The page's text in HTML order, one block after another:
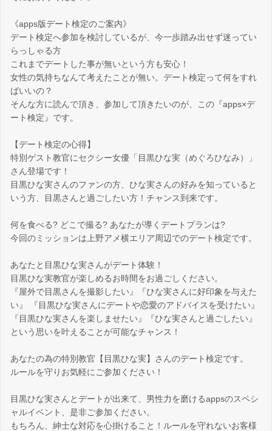
《apps版デート検定のご案内》
デート検定へ参加を検討しているが、今一歩踏み出せず迷ってい
らっしゃる方
これまでデートした事が無いという方も安心！
女性の気持ちなんて考えたことが無い。デート検定って何をすれ
ばいいの？
そんな方に読んで頂き、参加して頂きたいのが、この『apps×デ
ート検定』です。
【デート検定の心得】
特別ゲスト教官にセクシー女優「目黒ひな実（めぐろひなみ）」
さん登場です！
目黒ひな実さんのファンの方、ひな実さんの好みを知っていると
いう方、目黒さんと過ごしたい方！チャンス到来です。
何を食べる? どこで撮る? あなたが導くデートプランは?
今回のミッションは上野アメ横エリア周辺でのデート検定です。
あなたと目黒ひな実さんがデート体験！
目黒ひな実教官が楽しめるお時間をお過ごしください。
『屋外で目黒さんを撮影したい』『ひな実さんに好印象を与えた
い』 『目黒ひな実さんにデートや恋愛のアドバイスを受けたい』
『目黒ひな実さんを楽しませたい』『ひな実さんと過ごしたい』
という思いを叶えることが可能なチャンス！
あなたの為の特別教官【目黒ひな実】さんのデート検定です。
ルールを守りお気軽にご参加ください！
目黒ひな実さんとデートが出来て、男性力を磨けるappsのスペシ
ャルイベント、是非ご参加ください。
もちろん、紳士な対応を心掛けること！ルールを守れないお客様